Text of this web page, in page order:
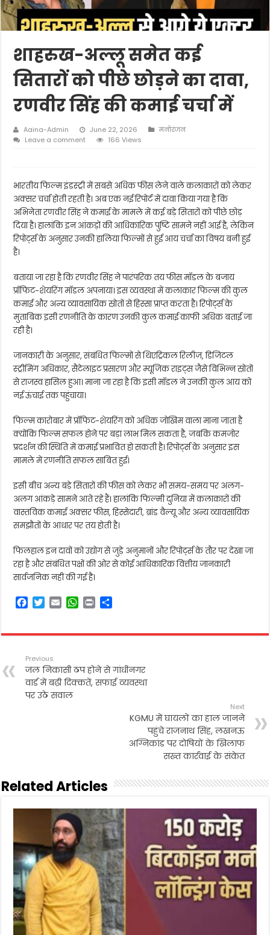
शाहरुख-अल्लू समेत कई
सितारों को पीछे छोड़ने का दावा,
रणवीर सिंह की कमाई चर्चा में
Aaina-Admin June 22, 2026
मनोरंजन
Leave a comment
166 Views
भारतीय फिल्म इंडस्ट्री में सबसे अधिक फीस लेने वाले कलाकारों को लेकर
अक्सर चर्चा होती रहती है। अब एक नई रिपोर्ट में दावा किया गया है कि
अभिनेता रणवीर सिंह ने कमाई के मामले में कई बड़े सितारों को पीछे छोड़
दिया है। हालांकि इन आंकड़ों की आधिकारिक पुष्टि सामने नहीं आई है, लेकिन
रिपोर्ट्स के अनुसार उनकी हालिया फिल्मों से हुई आय चर्चा का विषय बनी हुई
है।
बताया जा रहा है कि रणवीर सिंह ने पारंपरिक तय फीस मॉडल के बजाय
प्रॉफिट-शेयरिंग मॉडल अपनाया। इस व्यवस्था में कलाकार फिल्म की कुल
कमाई और अन्य व्यावसायिक स्रोतों से हिस्सा प्राप्त करता है। रिपोर्ट्स के
मुताबिक इसी रणनीति के कारण उनकी कुल कमाई काफी अधिक बताई जा
रही है।
जानकारी के अनुसार, संबंधित फिल्मों से थिएट्रिकल रिलीज, डिजिटल
स्ट्रीमिंग अधिकार, सैटेलाइट प्रसारण और म्यूजिक राइट्स जैसे विभिन्न स्रोतों
से राजस्व हासिल हुआ। माना जा रहा है कि इसी मॉडल ने उनकी कुल आय को
नई ऊंचाई तक पहुंचाया।
फिल्म कारोबार में प्रॉफिट-शेयरिंग को अधिक जोखिम वाला माना जाता है
क्योंकि फिल्म सफल होने पर बड़ा लाभ मिल सकता है, जबकि कमजोर
प्रदर्शन की स्थिति में कमाई प्रभावित हो सकती है। रिपोर्ट्स के अनुसार इस
मामले में रणनीति सफल साबित हुई।
इसी बीच अन्य बड़े सितारों की फीस को लेकर भी समय-समय पर अलग-
अलग आंकड़े सामने आते रहे हैं। हालांकि फिल्मी दुनिया में कलाकारों की
वास्तविक कमाई अक्सर फीस, हिस्सेदारी, ब्रांड वैल्यू और अन्य व्यावसायिक
समझौतों के आधार पर तय होती है।
फिलहाल इन दावों को उद्योग से जुड़े अनुमानों और रिपोर्ट्स के तौर पर देखा जा
रहा है और संबंधित पक्षों की ओर से कोई आधिकारिक वित्तीय जानकारी
सार्वजनिक नहीं की गई है।
F
e
o
o
k
T
t
e
r
E
i
W
t
p
p
P
n
r
Previous
जल निकासी ठप होने से गांधीनगर
वार्ड में बढ़ी दिक्कतें, सफाई व्यवस्था
पर उठे सवाल
Next
KGMU में घायलों का हाल जानने
पहुंचे राजनाथ सिंह, लखनऊ
अग्निकांड पर दोषियों के खिलाफ
सख्त कार्रवाई के संकेत
Related Articles